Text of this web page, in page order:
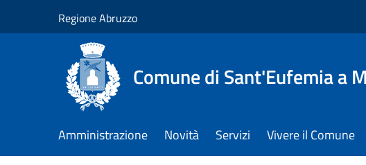
Regione Abruzzo
Comune di Sant'Eufemia a
Amministrazione Novità Servizi Vivere il Comune